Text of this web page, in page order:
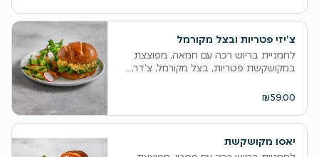
צ'יזי פטריות ובצל מקורמל
לחמניית בריוש רכה עם חמאה, מפוצצת
במקושקשת פטריות, בצל מקורמל, צ’דר,...
₪59.00
יאסו מקושקשת